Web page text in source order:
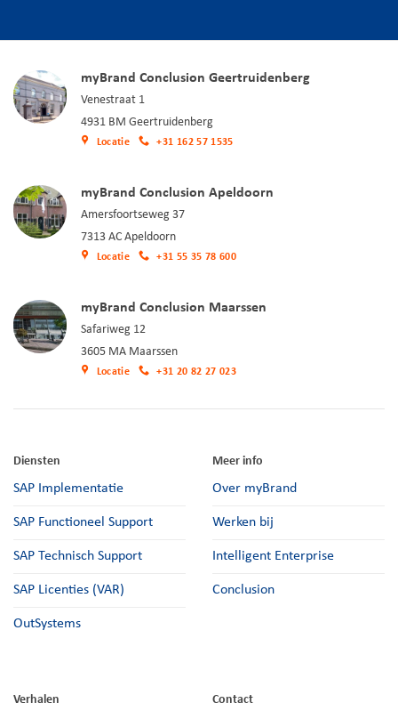
myBrand Conclusion Geertruidenberg
Venestraat 1
4931 BM Geertruidenberg
Locatie +31 162 57 1535
myBrand Conclusion Apeldoorn
Amersfoortseweg 37
7313 AC Apeldoorn
Locatie +31 55 35 78 600
myBrand Conclusion Maarssen
Safariweg 12
3605 MA Maarssen
Locatie +31 20 82 27 023
Diensten
SAP Implementatie
SAP Functioneel Support
SAP Technisch Support
SAP Licenties (VAR)
OutSystems
Meer info
Over myBrand
Werken bij
Intelligent Enterprise
Conclusion
Verhalen Contact